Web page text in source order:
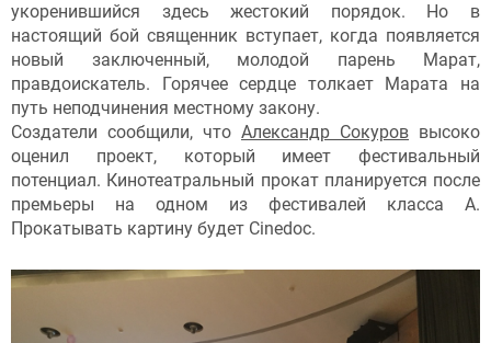
укоренившийся здесь жестокий порядок. Но в
настоящий бой священник вступает, когда появляется
новый заключенный, молодой парень Марат,
правдоискатель. Горячее сердце толкает Марата на
путь неподчинения местному закону.
Создатели сообщили, что Александр Сокуров высоко
оценил проект, который имеет фестивальный
потенциал. Кинотеатральный прокат планируется после
премьеры на одном из фестивалей класса А.
Прокатывать картину будет Cinedoc.